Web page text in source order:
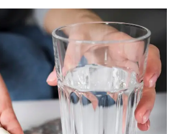
que possuem GLP-1
[…]